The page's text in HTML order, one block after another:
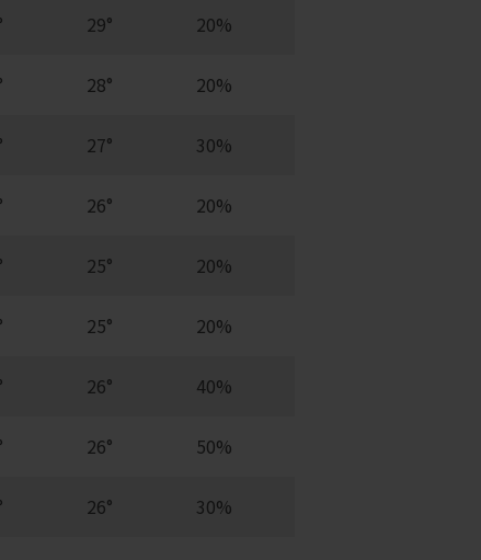
29° 20%
28° 20%
27° 30%
26° 20%
25° 20%
25° 20%
26° 40%
26° 50%
26° 30%